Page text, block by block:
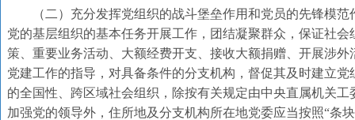
（二）充分发挥党组织的战斗堡垒作用和党员的先锋模
党的基层组织的基本任务开展工作，团结凝聚群众，保证社
策、重要业务活动、大额经费开支、接收大额捐赠、开展涉
党建工作的指导，对具备条件的分支机构，督促其及时建立
的全国性、跨区域社会组织，除按有关规定由中央直属机关
加强党的领导外，住所地及分支机构所在地党委应当按照“条